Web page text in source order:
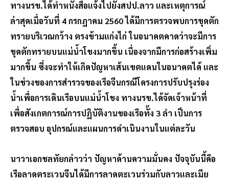
ทางนรข.ได้ทำหนังสือแจ้งไปยังสปป.ลาว และเหตุการณ์
ล่าสุดเมื่อวันที่ 4 กรกฎาคม 2560 ได้มีการตรวจพบการขุดตัก
ทรายบริเวณกว้าง ตรงข้ามแก่งไก่ ในอนาคตคาดว่าจะมีการ
ขุดตักทรายบนแม่น้ำโขงมากขึ้น เนื่องจากมีการก่อสร้างเพิ่ม
มากขึ้น ซึ่งจะทำให้เกิดปัญหาเส้นเขตแดนในอนาคตได้ และ
ในช่วงของการสำรวจของเรือจีนกรณีโครงการปรับปรุงร่อง
น้ำเพื่อการเดินเรือบนแม่น้ำโขง ทางนรข.ได้จัดเจ้าหน้าที่
เพื่อสังเกตการณ์การปฏิบัติงานของเรือทั้ง 3 ลำ เป็นการ
ตรวจสอบ อุปกรณ์และแผนการดำเนินงานในแต่ละวัน
นาวาเอกชลทัยกล่าวว่า ปัญหาด้านความมั่นคง ปัจจุบันนี้คือ
เรือลาดตระเวนจีนได้มีการลาดตะเวนร่วมกับลาวและเมีย